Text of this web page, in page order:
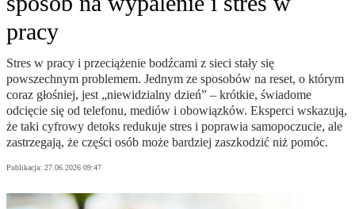
pracy
Stres w pracy i przeciążenie bodźcami z sieci stały się
powszechnym problemem. Jednym ze sposobów na reset, o którym
coraz głośniej, jest „niewidzialny dzień” – krótkie, świadome
odcięcie się od telefonu, mediów i obowiązków. Eksperci wskazują,
że taki cyfrowy detoks redukuje stres i poprawia samopoczucie, ale
zastrzegają, że części osób może bardziej zaszkodzić niż pomóc.
Publikacja: 27.06.2026 09:47